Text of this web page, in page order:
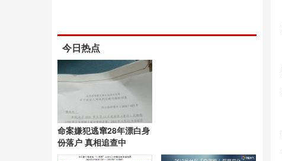
今日热点
命案嫌犯逃窜28年漂白身
份落户 真相追查中